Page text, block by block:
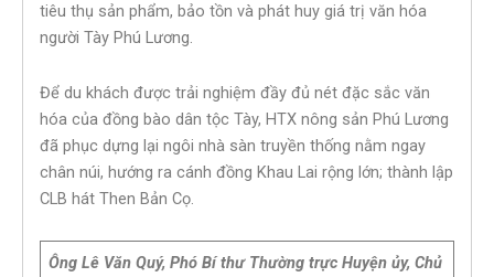
tiêu thụ sản phẩm, bảo tồn và phát huy giá trị văn hóa
người Tày Phú Lương.
Để du khách được trải nghiệm đầy đủ nét đặc sắc văn
hóa của đồng bào dân tộc Tày, HTX nông sản Phú Lương
đã phục dựng lại ngôi nhà sàn truyền thống nằm ngay
chân núi, hướng ra cánh đồng Khau Lai rộng lớn; thành lập
CLB hát Then Bản Cọ.
Ông Lê Văn Quý, Phó Bí thư Thường trực Huyện ủy, Chủ